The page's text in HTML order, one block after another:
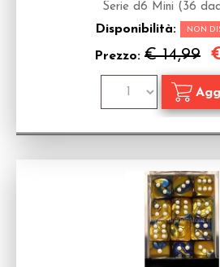
Serie d6 Mini (36
Disponibilità: NON
Prezzo: € 14,99